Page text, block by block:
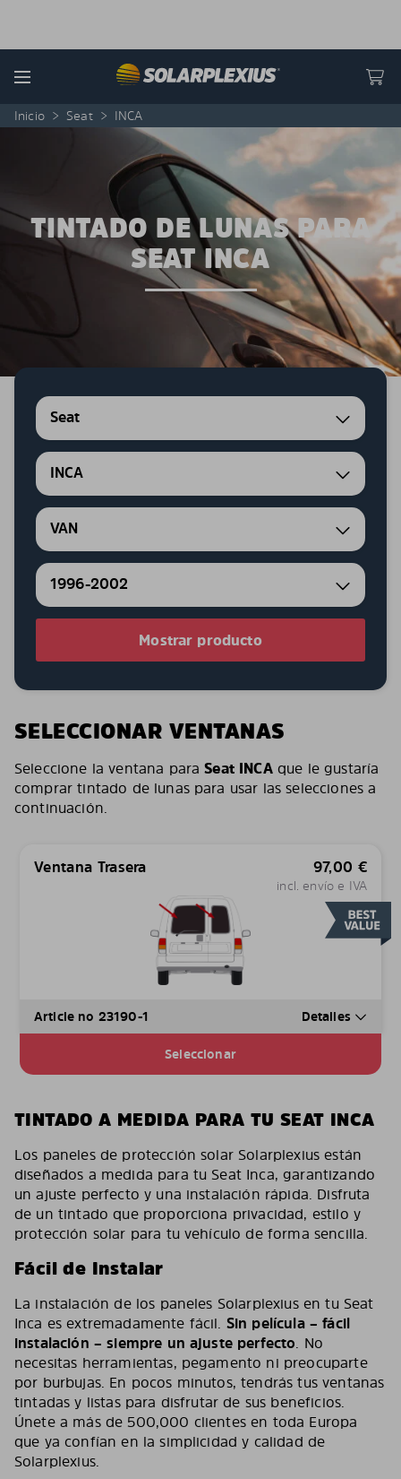
Menu
Inicio > Seat > INCA
TINTADO DE LUNAS PARA
SEAT INCA
Seat
INCA
VAN
1996-2002
Mostrar producto
SELECCIONAR VENTANAS
Seleccione la ventana paraSeat INCAque le gustaría
comprar tintado de lunas para usar las selecciones a
continuación.
Ventana Trasera 97,00 €
incl. envío e IVA
Article no 23190-1 Detalles
Seleccionar
TINTADO A MEDIDA PARA TU SEAT INCA
Los paneles de protección solar Solarplexius están
diseñados a medida para tu Seat Inca, garantizando
un ajuste perfecto y una instalación rápida. Disfruta
de un tintado que proporciona privacidad, estilo y
protección solar para tu vehículo de forma sencilla.
Fácil de Instalar
La instalación de los paneles Solarplexius en tu Seat
Inca es extremadamente fácil. Sin película – fácil
instalación – siempre un ajuste perfecto. No
necesitas herramientas, pegamento ni preocuparte
por burbujas. En pocos minutos, tendrás tus ventanas
tintadas y listas para disfrutar de sus beneficios.
Únete a más de 500,000 clientes en toda Europa
que ya confían en la simplicidad y calidad de
Solarplexius.